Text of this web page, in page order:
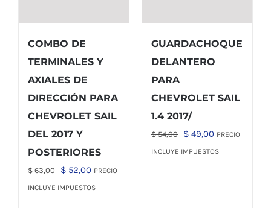
COMBO DE
TERMINALES Y
AXIALES DE
DIRECCIÓN PARA
CHEVROLET SAIL
DEL 2017 Y
POSTERIORES
$63,00
El
precio
$ 52,00El
precio
PRECIO
INCLUYE IMPUESTOS
GUARDACHOQUE
DELANTERO
PARA
CHEVROLET SAIL
1.4 2017/
$54,00
El
precio
$ 49,00El
precio
PRECIO
INCLUYE IMPUESTOS